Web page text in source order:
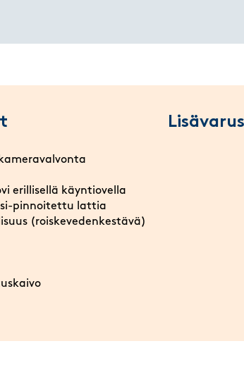
erillisellä käyntiovella
pinnoitettu lattia
(roiskevedenkestävä)